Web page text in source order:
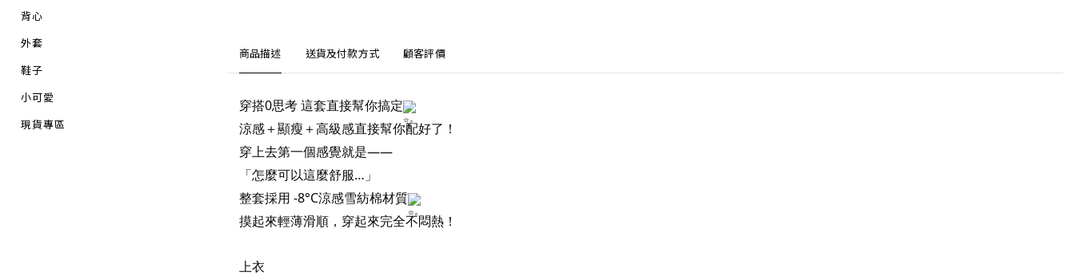
背心
外套
鞋子
小可愛
現貨專區
商品描述 送貨及付款方式 顧客評價
穿搭0思考 這套直接幫你搞定
涼感＋顯瘦＋高級感直接幫你配好了！
穿上去第一個感覺就是——
「怎麼可以這麼舒服…」
整套採用 -8°C涼感雪紡棉材質
摸起來輕薄滑順，穿起來完全不悶熱！
上衣